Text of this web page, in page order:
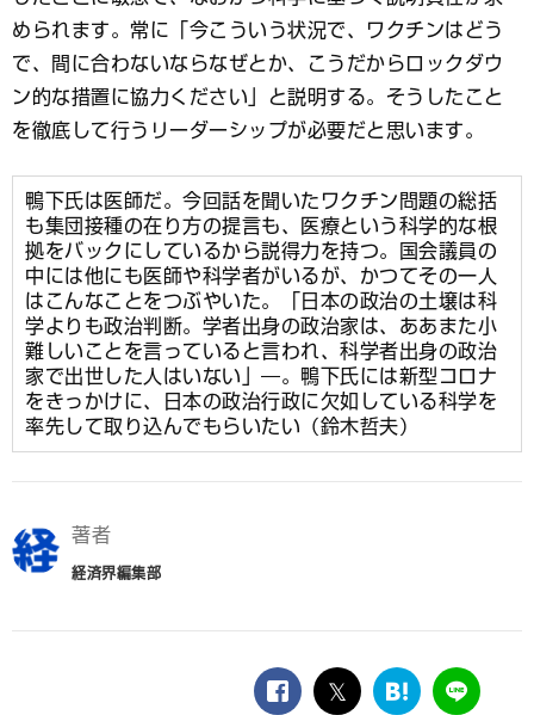
められます。常に「今こういう状況で、ワクチンはどう
で、間に合わないならなぜとか、こうだからロックダウ
ン的な措置に協力ください」と説明する。そうしたこと
を徹底して行うリーダーシップが必要だと思います。
鴨下氏は医師だ。今回話を聞いたワクチン問題の総括
も集団接種の在り方の提言も、医療という科学的な根
拠をバックにしているから説得力を持つ。国会議員の
中には他にも医師や科学者がいるが、かつてその一人
はこんなことをつぶやいた。「日本の政治の土壌は科
学よりも政治判断。学者出身の政治家は、ああまた小
難しいことを言っていると言われ、科学者出身の政治
家で出世した人はいない」―。鴨下氏には新型コロナ
をきっかけに、日本の政治行政に欠如している科学を
率先して取り込んでもらいたい（鈴木哲夫）
著者
経済界編集部
facebook
twitter
は
LINE